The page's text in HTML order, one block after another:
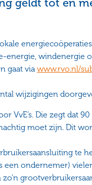
geldt tot en
windenergie
gaat viawww.rvo.nl/
wijzigingen
VvE’s. Die zegt dat 90
moet zijn. Dit
te
een ondernemer)
zo’n